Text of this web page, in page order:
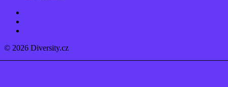
© 2026 Diversity.cz